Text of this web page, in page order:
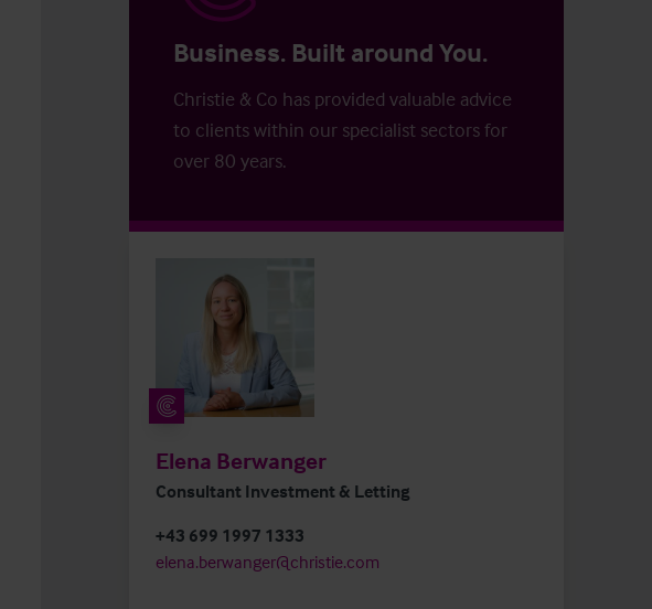
Business. Built around You.
Christie & Co has provided valuable advice
to clients within our specialist sectors for
over 80 years.
Elena Berwanger
Consultant Investment & Letting
+43 699 1997 1333
elena.berwanger@christie.com